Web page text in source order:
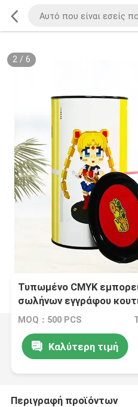
2/ 6
Τυπωμένο CMYK
σωλήνων εγγράφου
τσαγιού συσκευάζοντας
MOQ：500 PCS
Καλύτερη τιμή
Περιγραφή προϊόντων